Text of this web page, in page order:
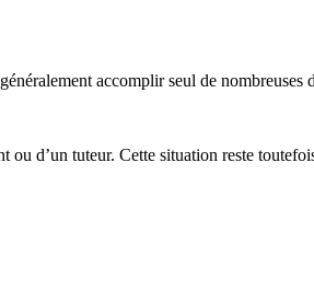
accomplir seul de nombreuses
ou d’un tuteur. Cette situation reste